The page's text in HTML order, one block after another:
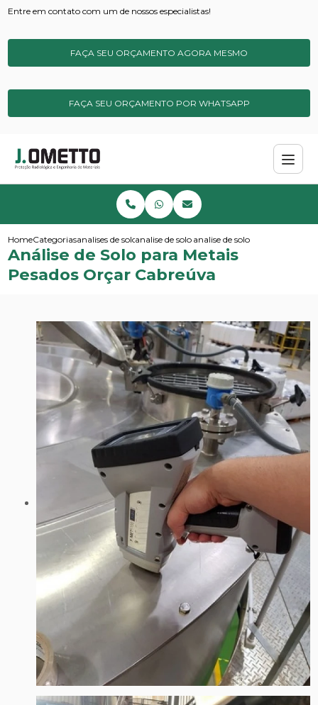
Entre em contato com um de nossos especialistas!
FAÇA SEU ORÇAMENTO AGORA MESMO
FAÇA SEU ORÇAMENTO POR WHATSAPP
HomeCategoriasanalises de solos e sedimentosanalise de solo para metais pesados
analise de solo para metais
Análise de Solo para Metais
Pesados Orçar Cabreúva